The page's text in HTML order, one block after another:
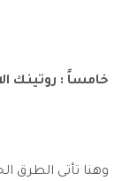
خامساً : روتينك
وهنا تأتى الطرق